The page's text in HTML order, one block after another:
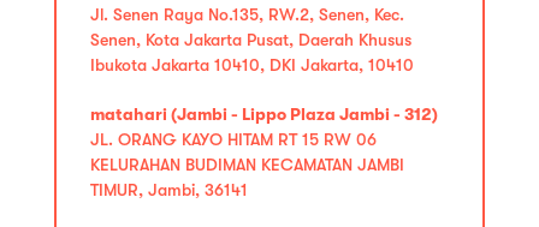
Jl. Senen Raya No.135, RW.2, Senen, Kec.
Senen, Kota Jakarta Pusat, Daerah Khusus
Ibukota Jakarta 10410, DKI Jakarta, 10410
matahari (Jambi - Lippo Plaza Jambi - 312)
JL. ORANG KAYO HITAM RT 15 RW 06
KELURAHAN BUDIMAN KECAMATAN JAMBI
TIMUR, Jambi, 36141